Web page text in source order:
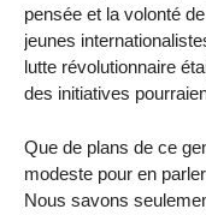
pensée et la volonté
jeunes
lutte révolutionnaire
des initiatives
Que de plans de ce
modeste pour en
Nous savons